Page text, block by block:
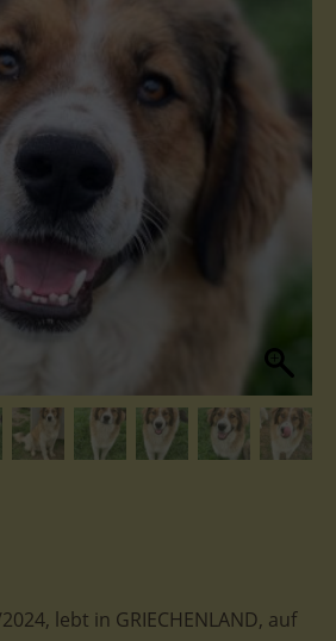
lebt in GRIECHENLAND, auf